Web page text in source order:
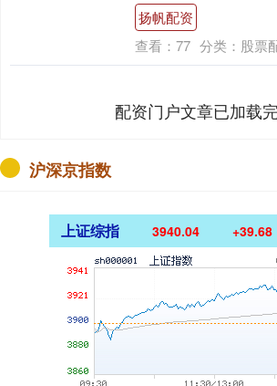
扬帆配资
查看： 77 分类： 股票
配资门户文章已加载
沪深京指数
上证综指 3940.04 +39.68